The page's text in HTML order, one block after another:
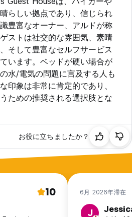
らしい拠点であり、信じられ
豊富なオーナー、アルドが称
ストは社交的な雰囲気、素晴
そして豊富なセルフサービス
います。ベッドが硬い場合が
水/電気の問題に言及する人も
印象は非常に肯定的であり、
ための推奨される選択肢とな
お役に立ちましたか？
10 6月 2026年滞在
J Jessica